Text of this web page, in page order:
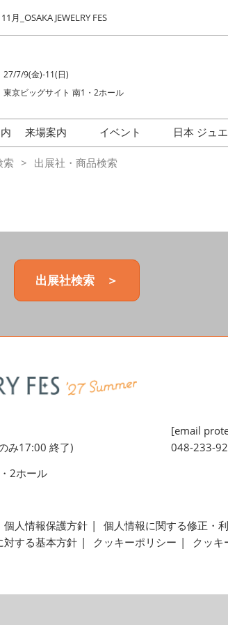
11月_OSAKA JEWELRY FES
27/7/9(金)-11(日)
東京ビッグサイト 南1・2ホール
来場案内
会場の様子
イベント
日本 ジュ
索 出展社・商品検索
出展社検索 ＞
み17:00 終了)
2ホール
[email
048-233-
個人情報保護方針 個人情報に関する修正・
対する基本方針
クッキーポリシー クッキ